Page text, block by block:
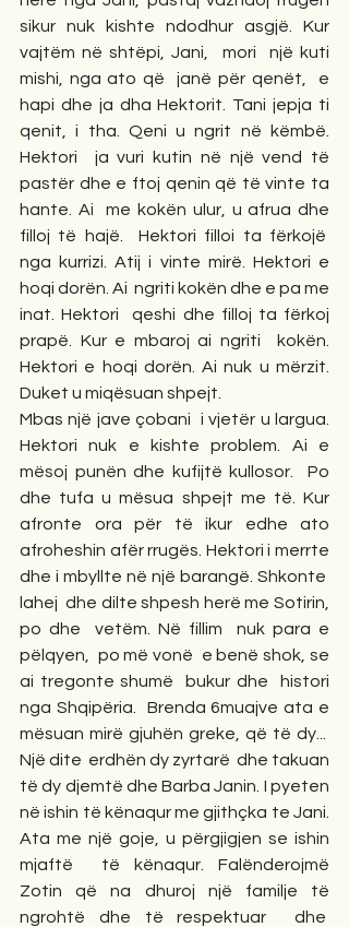
sikur nuk kishte ndodhur asgjë. Kur
vajtëm në shtëpi, Jani,  mori  një kuti
mishi, nga ato që  janë për qenët,  e
hapi dhe ja dha Hektorit. Tani jepja ti
qenit, i tha. Qeni u ngrit në këmbë.
Hektori  ja vuri kutin në një vend të
pastër dhe e ftoj qenin që të vinte ta
hante. Ai  me kokën ulur, u afrua dhe
filloj të hajë.  Hektori filloi ta fërkojë
nga kurrizi. Atij i vinte mirë. Hektori e
hoqi dorën. Ai  ngriti kokën dhe e pa me
inat. Hektori  qeshi dhe filloj ta fërkoj
prapë. Kur e mbaroj ai ngriti  kokën.
Hektori e hoqi dorën. Ai nuk u mërzit.
Duket u miqësuan shpejt.
Mbas një jave çobani  i vjetër u largua.
Hektori nuk e kishte problem. Ai e
mësoj punën dhe kufijtë kullosor.  Po
dhe tufa u mësua shpejt me të. Kur
afronte ora për të ikur edhe ato
afroheshin afër rrugës. Hektori i merrte
dhe i mbyllte në një barangë. Shkonte
lahej  dhe dilte shpesh herë me Sotirin,
po dhe  vetëm. Në fillim  nuk para e
pëlqyen,  po më vonë  e benë shok, se
ai tregonte shumë  bukur dhe  histori
nga Shqipëria.  Brenda 6muajve ata e
mësuan mirë gjuhën greke, që të dy...
Një dite  erdhën dy zyrtarë  dhe takuan
të dy djemtë dhe Barba Janin. I pyeten
në ishin të kënaqur me gjithçka te Jani.
Ata me një goje, u përgjigjen se ishin
mjaftë  të kënaqur. Falënderojmë
Zotin që na dhuroj një familje të
ngrohtë dhe të respektuar  dhe